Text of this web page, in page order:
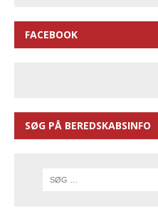
FACEBOOK
SØG PÅ BEREDSKABSINFO